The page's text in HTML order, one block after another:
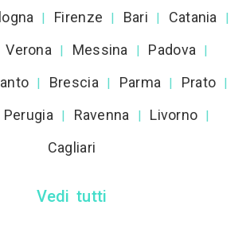
| Firenze | Bari | Catania |
Verona | Messina | Padova |
| Brescia | Parma | Prato |
Perugia | Ravenna | Livorno |
Cagliari
Vedi tutti